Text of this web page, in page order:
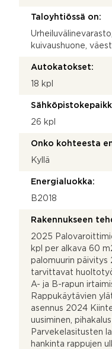
Taloyhtiössä on:
kuivaushuone,
Autokatokset:
18 kpl
26 kpl
Onko kohteesta
Kyllä
Energialuokka:
B2018
Rakennukseen
2025
kpl per alkava 60
palomuurin päivitys
tarvittavat
A- ja B-rapun
Rappukäytävien
asennus 2024
uusiminen,
Parvekelasitusten
hankinta rappujen